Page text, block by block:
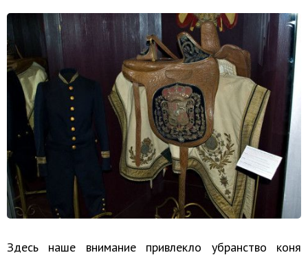
Здесь наше внимание привлекло убранство коня